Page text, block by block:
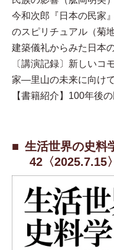
今和次郎『日本の民家
のスピリチュアル（菊地
建築儀礼からみた日本
〔講演記録〕新しいコ
家—里山の未来に向けて
【書籍紹介】100年後
生活世界の史
42〈2025.7.15〉